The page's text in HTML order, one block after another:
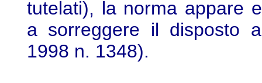
tutelati), la norma appare
a sorreggere il disposto
1998 n. 1348).